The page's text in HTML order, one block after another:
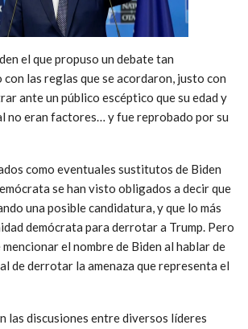
el que propuso un debate tan
las reglas que se acordaron, justo con
ante un público escéptico que su edad y
no eran factores… y fue reprobado por su
como eventuales sustitutos de Biden
se han visto obligados a decir que
una posible candidatura, y que lo más
demócrata para derrotar a Trump. Pero
mencionar el nombre de Biden al hablar de
de derrotar la amenaza que representa el
las discusiones entre diversos líderes